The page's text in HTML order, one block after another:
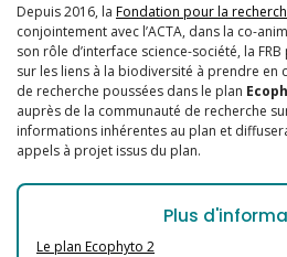
Depuis 2016, la Fondation pour la
conjointement avec l’ACTA, dans la co-
son rôle d’interface science-société, la
sur les liens à la biodiversité à prendre en
de recherche poussées dans le plan
auprès de la communauté de recherche
informations inhérentes au plan et
appels à projet issus du plan.
Plus
Le plan Ecophyto 2